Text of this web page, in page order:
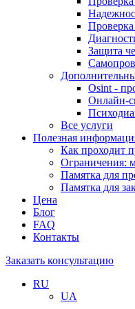
Защита
Osint -
Онлайн-
Все услуги
Полезная
Как проходит
Ограничения:
Памятка для
Памятка для
Цена
Блог
FAQ
Контакты
Заказать консультацию
RU
UA